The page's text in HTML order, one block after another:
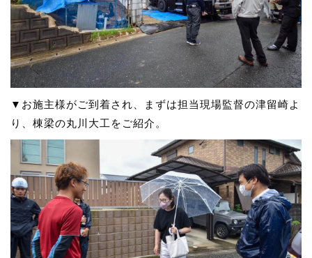
▼お施主様がご到着され、まずは担当現場監督の津留崎よ
り、棟梁の丸川大工をご紹介。